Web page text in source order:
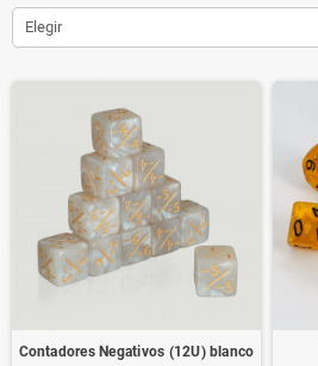
Elegir
Contadores Negativos (12U) blanco